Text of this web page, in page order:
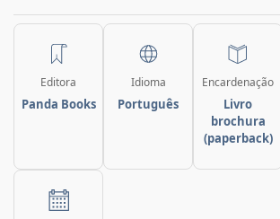
Editora
Panda Books
Idioma
Português
Encardenação
Livro
brochura
(paperback)